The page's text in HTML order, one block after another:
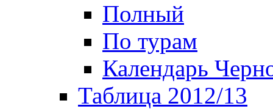
Полный
По турам
Календарь
Таблица 2012/13